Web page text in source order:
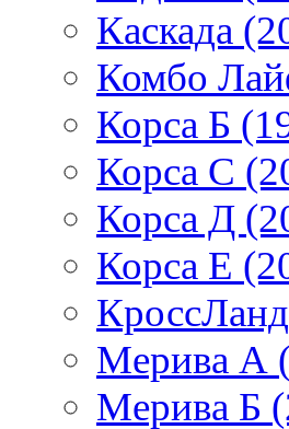
Каскада
Комбо
Корса Б
Корса С
Корса Д
Корса E
Мерива А
Мерива Б